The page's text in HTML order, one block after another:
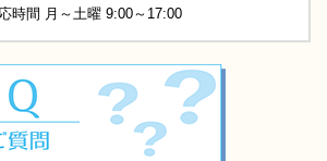
時間 月～土曜 9:00～17:00